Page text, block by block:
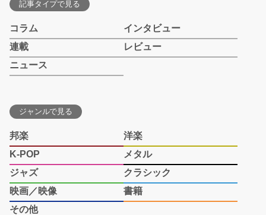
記事タイプで見る
コラム
インタビュー
連載
レビュー
ニュース
ジャンルで見る
邦楽
洋楽
K-POP
メタル
ジャズ
クラシック
映画／映像
書籍
その他